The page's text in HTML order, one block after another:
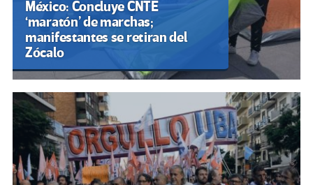
México: Concluye CNTE
‘maratón’ de marchas;
manifestantes se retiran del
Zócalo